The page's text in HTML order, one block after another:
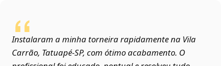
Instalaram a minha torneira rapidamente na Vila
Carrão, Tatuapé‑SP, com ótimo acabamento. O